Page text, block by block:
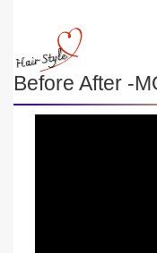
Before After -